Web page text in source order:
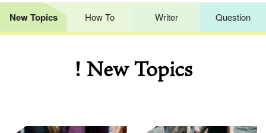
New Topics How To Writer Question
! New Topics